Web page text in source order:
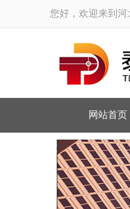
您好，欢迎来到河
网站首页